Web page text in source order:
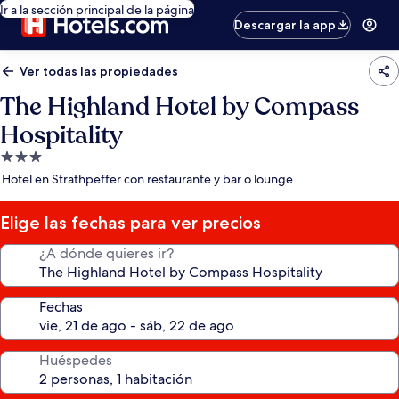
Ir a la sección principal de la página
Descargar la app
Ver todas las propiedades
The Highland Hotel by Compass
Hospitality
Propiedad
de
estrellas
Hotel en Strathpeffer con restaurante y bar o lounge
Elige las fechas para ver precios
¿A dónde quieres ir?
Fechas
Huéspedes